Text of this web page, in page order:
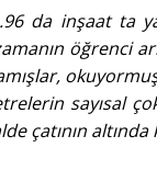
da inşaat ta
öğrenci
sayısal
çatının altında